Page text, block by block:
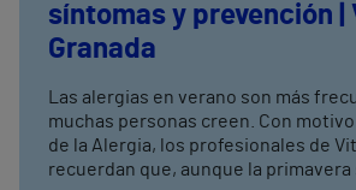
síntomas y prevención |
Granada
Las alergias en verano son más
muchas personas creen. Con motivo
de la Alergia, los profesionales de
recuerdan que, aunque la primavera